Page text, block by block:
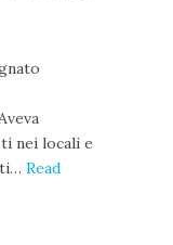
nei locali e
Read